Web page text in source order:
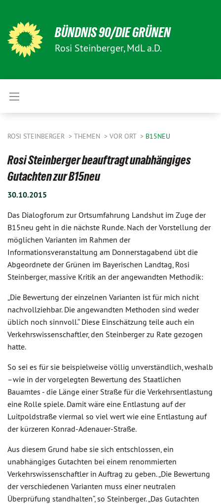
BÜNDNIS 90/DIE GRÜNEN
Rosi Steinberger, MdL a.D.
ROSI STEINBERGER THEMEN VOR ORT B15NEU
Rosi Steinberger beauftragt unabhängiges
Gutachten zur B15neu
30.10.2015
Das Dialogforum zur Ortsumfahrung Landshut im Zuge der
B15neu geht in die nächste Runde. Nach der Vorstellung der
möglichen Varianten im Rahmen der
Informationsveranstaltung am Donnerstagabend übt die
Abgeordnete der Grünen im Bayerischen Landtag, Rosi
Steinberger, massive Kritik an der angewandten Methodik:
„Die Bewertung der einzelnen Varianten ist für mich nicht
nachvollziehbar. Die angewandten Methoden sind weder
üblich noch sinnvoll.“ Diese Einschätzung teile auch ein
Verkehrswissenschaftler, den Steinberger zu Rate gezogen
hatte.
So sei es für sie beispielweise völlig unverständlich, weshalb
–wie in der vorgelegten Bewertung des Staatlichen
Bauamtes - die Länge einer Straße für die Verkehrsentlastung
eine Rolle spiele. Damit wäre eine Entlastung auf der
Luitpoldstraße viermal so viel wert wie eine Entlastung auf
der kürzeren Konrad-Adenauer-Straße.
Aus diesem Grund habe sie sich entschlossen, ein
unabhängiges Gutachten bei einem renommierten
Verkehrswissenschaftler in Auftrag zu geben. „Die Bewertung
der verschiedenen Varianten muss einer neutralen
Überprüfung standhalten“, so Steinberger. „Das Gutachten